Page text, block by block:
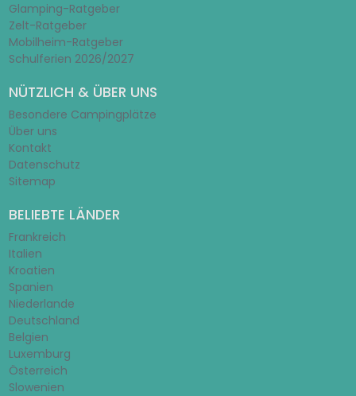
Glamping-Ratgeber
Zelt-Ratgeber
Mobilheim-Ratgeber
Schulferien 2026/2027
NÜTZLICH & ÜBER UNS
Besondere Campingplätze
Über uns
Kontakt
Datenschutz
Sitemap
BELIEBTE LÄNDER
Frankreich
Italien
Kroatien
Spanien
Niederlande
Deutschland
Belgien
Luxemburg
Österreich
Slowenien